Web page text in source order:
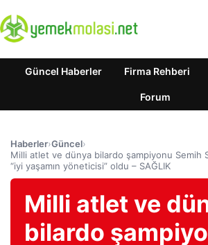
Güncel Haberler Firma Rehberi
Forum
Haberler›Güncel›
Milli atlet ve dünya bilardo şampiyonu Semih
“iyi yaşamın yöneticisi” oldu – SAĞLIK
Milli atlet ve
bilardo